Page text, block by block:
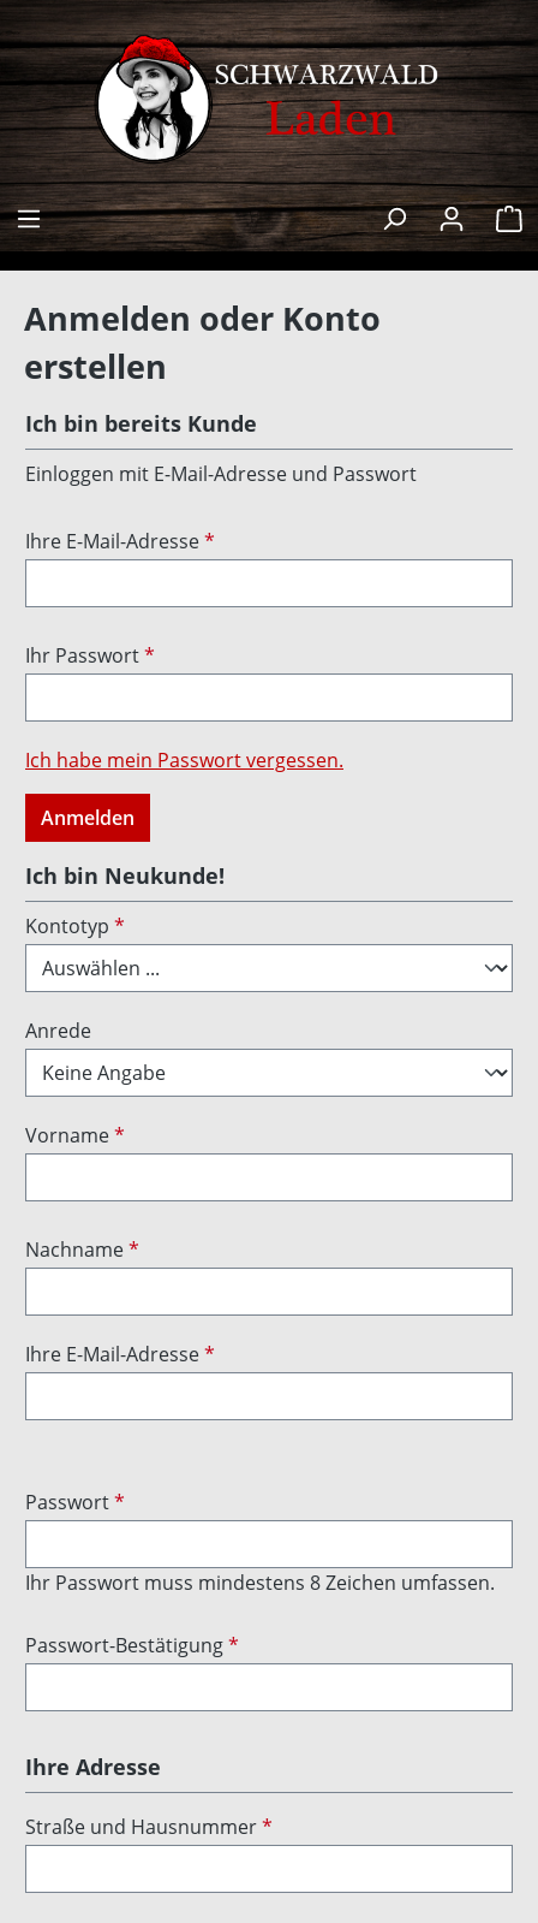
springen
Anmelden oder Konto
erstellen
Ich bin bereits Kunde
Einloggen mit E-Mail-Adresse und Passwort
Ihre E-Mail-Adresse*
Ihr Passwort*
Ich habe mein Passwort vergessen.
Anmelden
Ich bin Neukunde!
Persönliche Informationen
Kontotyp *
Anrede
Vorname*
Nachname*
Ihre E-Mail-Adresse*
Passwort*
Ihr Passwort muss mindestens 8 Zeichen umfassen.
Passwort-Bestätigung*
Ihre Adresse
Straße und Hausnummer*